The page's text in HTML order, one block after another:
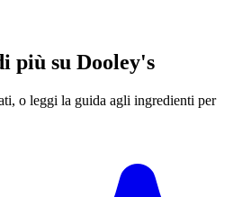
più su Dooley's
o leggi la guida agli ingredienti per